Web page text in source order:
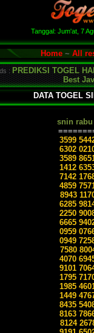
Tanggal: Jum'at, 7
Home ~ All
: PREDIKSI TOGEL
Best
DATA TOGEL
snin
3599
6302
3589
1412
7142
4859
8943
6285
2250
6665
0959
0949
7580
4070
9101
1795
1985
1449
8435
8163
8124